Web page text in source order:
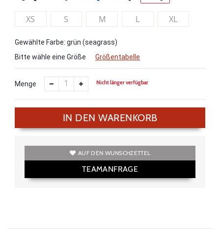
XS S M L XL
Gewählte Farbe: grün (seagrass)
Bitte wähle eine Größe
Größentabelle
Menge Nicht länger verfügbar
IN DEN WARENKORB
AUF DEN WUNSCHZETTEL
TEAMANFRAGE